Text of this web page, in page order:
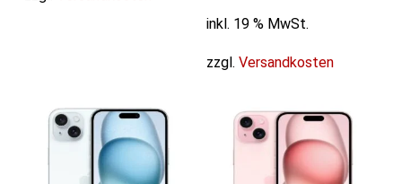
inkl. 19 % MwSt.
zzgl.Versandkosten